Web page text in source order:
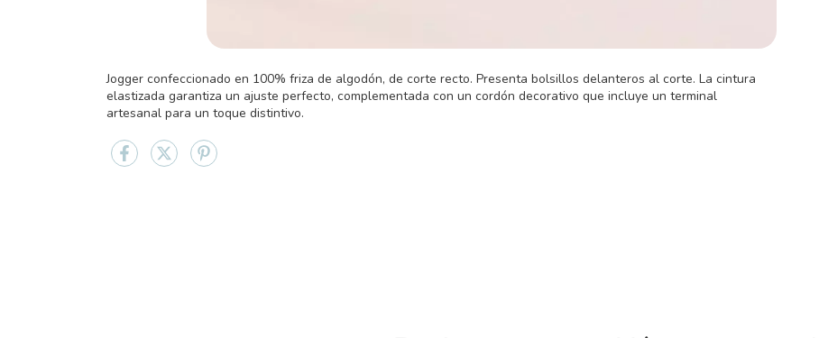
Jogger confeccionado en 100% friza de algodón, de corte recto. Presenta bolsillos delanteros al corte. La cintura
elastizada garantiza un ajuste perfecto, complementada con un cordón decorativo que incluye un terminal
artesanal para un toque distintivo.